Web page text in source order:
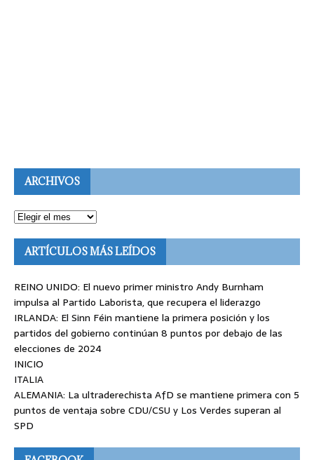
ARCHIVOS
ARTÍCULOS MÁS LEÍDOS
REINO UNIDO: El nuevo primer ministro Andy Burnham
impulsa al Partido Laborista, que recupera el liderazgo
IRLANDA: El Sinn Féin mantiene la primera posición y los
partidos del gobierno continúan 8 puntos por debajo de las
elecciones de 2024
INICIO
ITALIA
ALEMANIA: La ultraderechista AfD se mantiene primera con 5
puntos de ventaja sobre CDU/CSU y Los Verdes superan al
SPD